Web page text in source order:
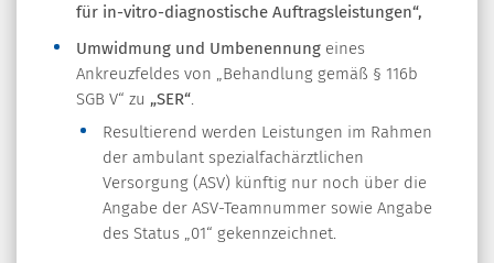
für in-vitro-diagnostische Auftragsleistungen“,
Umwidmung und Umbenennung eines
Ankreuzfeldes von „Behandlung gemäß § 116b
SGB V“ zu „SER“.
Resultierend werden Leistungen im Rahmen
der ambulant spezialfachärztlichen
Versorgung (ASV) künftig nur noch über die
Angabe der ASV-Teamnummer sowie Angabe
des Status „01“ gekennzeichnet.